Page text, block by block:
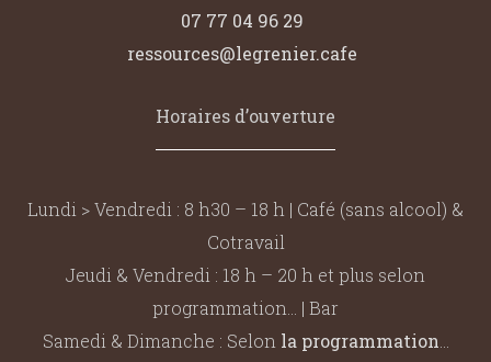
07 77 04 96 29
ressources@legrenier.cafe
Horaires d’ouverture
Lundi > Vendredi : 8 h30 – 18 h | Café (sans alcool) &
Cotravail
Jeudi & Vendredi : 18 h – 20 h et plus selon
programmation… | Bar
Samedi & Dimanche : Selon la programmation